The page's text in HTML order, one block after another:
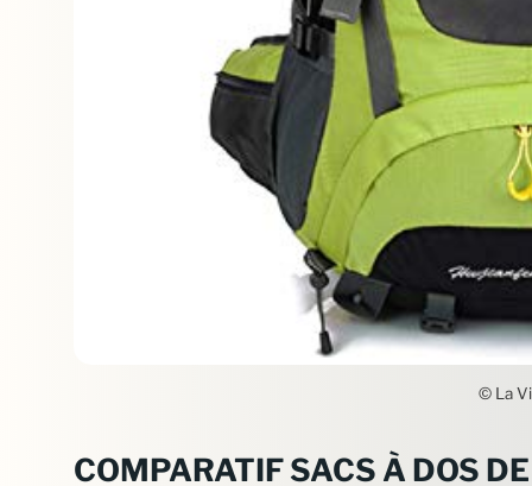
© La
COMPARATIF SACS À DOS